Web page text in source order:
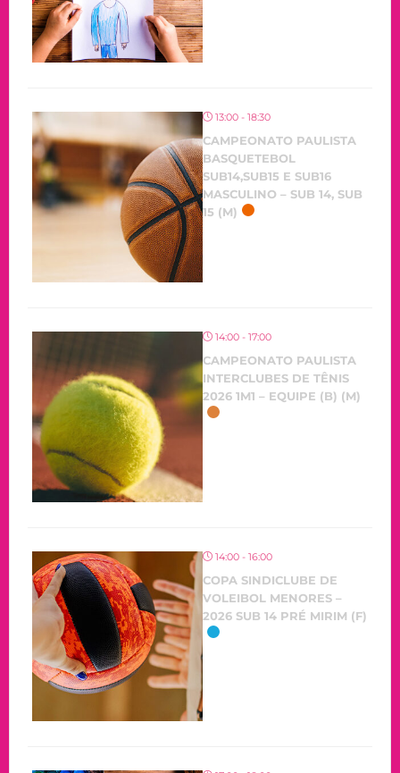
13:00 - 18:30
CAMPEONATO PAULISTA
BASQUETEBOL
SUB14,SUB15 E SUB16
MASCULINO – SUB 14, SUB
15 (M)
14:00 - 17:00
CAMPEONATO PAULISTA
INTERCLUBES DE TÊNIS
2026 1M1 – EQUIPE (B) (M)
14:00 - 16:00
COPA SINDICLUBE DE
VOLEIBOL MENORES –
2026 SUB 14 PRÉ MIRIM (F)